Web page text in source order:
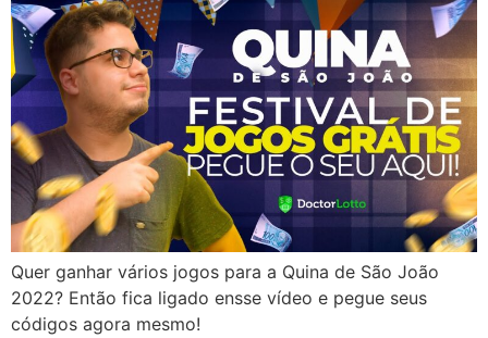
Quer ganhar vários jogos para a Quina de São João
2022? Então fica ligado ensse vídeo e pegue seus
códigos agora mesmo!